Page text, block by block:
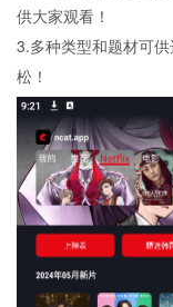
供大家观看！
3.多种类型和题材可
松！